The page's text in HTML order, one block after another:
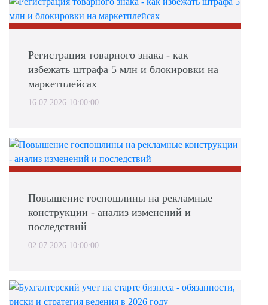
Регистрация товарного знака - как
избежать штрафа 5 млн и блокировки на
маркетплейсах
16.07.2026 10:00:00
Повышение госпошлины на рекламные
конструкции - анализ изменений и
последствий
02.07.2026 10:00:00